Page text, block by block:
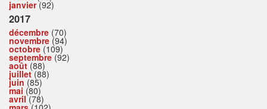
janvier(92)
2017
décembre (70)
novembre (94)
octobre (109)
septembre (92)
août (88)
juillet(88)
juin (85)
mai (80)
avril(78)